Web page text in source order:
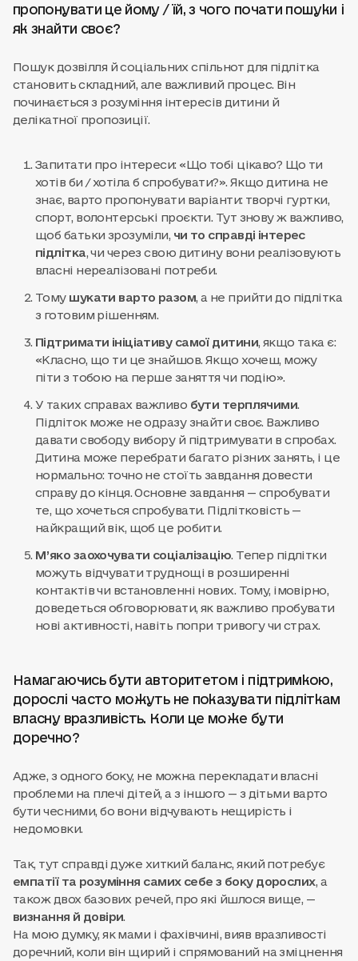
пропонувати це йому / їй, з чого почати пошуки і
як знайти своє?
Пошук дозвілля й соціальних спільнот для підлітка
становить складний, але важливий процес. Він
починається з розуміння інтересів дитини й
делікатної пропозиції.
Запитати про інтереси: «Що тобі цікаво? Що ти
хотів би / хотіла б спробувати?». Якщо дитина не
знає, варто пропонувати варіанти: творчі гуртки,
спорт, волонтерські проєкти. Тут знову ж важливо,
щоб батьки зрозуміли, чи то справді інтерес
підлітка, чи через свою дитину вони реалізовують
власні нереалізовані потреби.
Тому шукати варто разом, а не прийти до підлітка
з готовим рішенням.
Підтримати ініціативу самої дитини, якщо така є:
«Класно, що ти це знайшов. Якщо хочеш, можу
піти з тобою на перше заняття чи подію».
У таких справах важливо бути терплячими.
Підліток може не одразу знайти своє. Важливо
давати свободу вибору й підтримувати в спробах.
Дитина може перебрати багато різних занять, і це
нормально: точно не стоїть завдання довести
справу до кінця. Основне завдання — спробувати
те, що хочеться спробувати. Підлітковість —
найкращий вік, щоб це робити.
М’яко заохочувати соціалізацію. Тепер підлітки
можуть відчувати труднощі в розширенні
контактів чи встановленні нових. Тому, імовірно,
доведеться обговорювати, як важливо пробувати
нові активності, навіть попри тривогу чи страх.
Намагаючись бути авторитетом і підтримкою,
дорослі часто можуть не показувати підліткам
власну вразливість. Коли це може бути
доречно?
Адже, з одного боку, не можна перекладати власні
проблеми на плечі дітей, а з іншого — з дітьми варто
бути чесними, бо вони відчувають нещирість і
недомовки.
Так, тут справді дуже хиткий баланс, який потребує
емпатії та розуміння самих себе з боку дорослих, а
також двох базових речей, про які йшлося вище, —
визнання й довіри.
На мою думку, як мами і фахівчині, вияв вразливості
доречний, коли він щирий і спрямований на зміцнення